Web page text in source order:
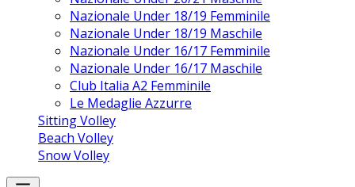
Nazionale Under 18/19 Femminile
Nazionale Under 18/19 Maschile
Nazionale Under 16/17 Femminile
Nazionale Under 16/17 Maschile
Club Italia A2 Femminile
Le Medaglie Azzurre
Sitting Volley
Beach Volley
Snow Volley